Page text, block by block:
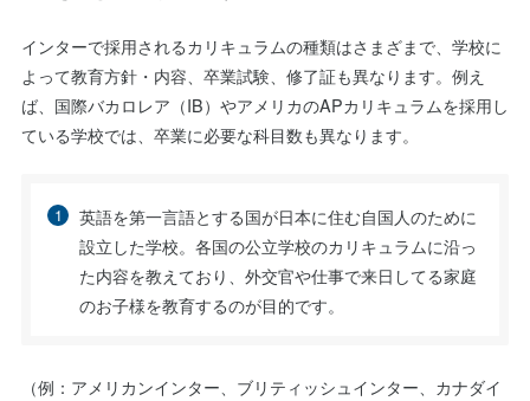
インターで採用されるカリキュラムの種類はさまざまで、学校に
よって教育方針・内容、卒業試験、修了証も異なります。例え
ば、国際バカロレア（IB）やアメリカのAPカリキュラムを採用し
ている学校では、卒業に必要な科目数も異なります。
英語を第一言語とする国が日本に住む自国人のために
設立した学校。各国の公立学校のカリキュラムに沿っ
た内容を教えており、外交官や仕事で来日してる家庭
のお子様を教育するのが目的です。
（例：アメリカンインター、ブリティッシュインター、カナダイ